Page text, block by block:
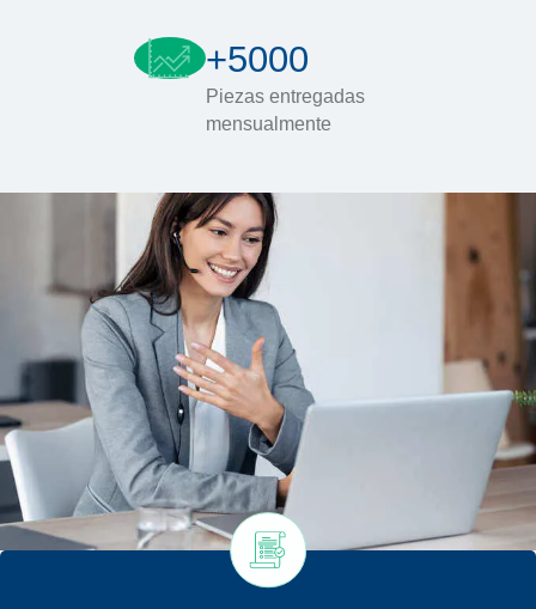
+5000
Piezas entregadas
mensualmente